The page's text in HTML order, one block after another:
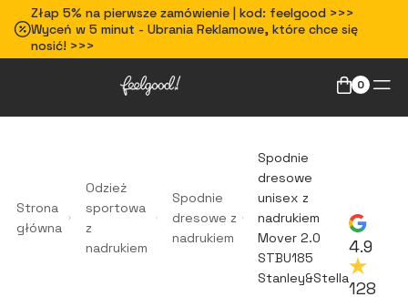
Złap 5% na pierwsze zamówienie | kod: feelgood >>>
Wyceń w 5 minut - Ubrania Reklamowe, które chce się
nosić! >>>
0
Strona
główna
Odzież
sportowa
z
nadrukiem
Spodnie
dresowe z
nadrukiem
Spodnie
dresowe
unisex z
nadrukiem
Mover 2.0
STBU185
Stanley&Stella
4.9
128